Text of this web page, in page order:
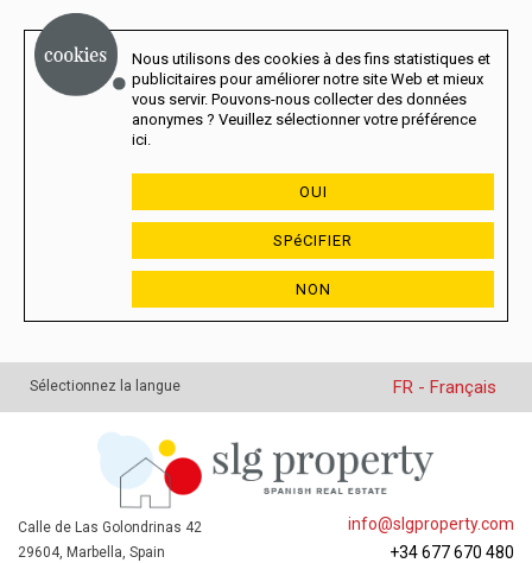
Nous utilisons des cookies à des fins statistiques et
publicitaires pour améliorer notre site Web et mieux
vous servir. Pouvons-nous collecter des données
anonymes ? Veuillez sélectionner votre préférence
ici.
OUI
SPéCIFIER
NON
Sélectionnez la langue FR - Français
info@slgproperty.com
+34 677 670 480
Calle de Las Golondrinas 42
29604, Marbella, Spain